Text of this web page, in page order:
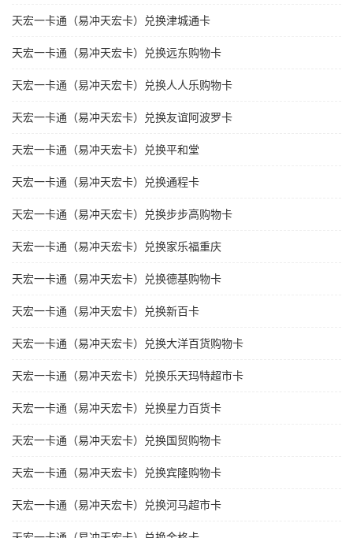
天宏一卡通（易冲天宏卡）兑换津城通卡
天宏一卡通（易冲天宏卡）兑换远东购物卡
天宏一卡通（易冲天宏卡）兑换人人乐购物卡
天宏一卡通（易冲天宏卡）兑换友谊阿波罗卡
天宏一卡通（易冲天宏卡）兑换平和堂
天宏一卡通（易冲天宏卡）兑换通程卡
天宏一卡通（易冲天宏卡）兑换步步高购物卡
天宏一卡通（易冲天宏卡）兑换家乐福重庆
天宏一卡通（易冲天宏卡）兑换德基购物卡
天宏一卡通（易冲天宏卡）兑换新百卡
天宏一卡通（易冲天宏卡）兑换大洋百货购物卡
天宏一卡通（易冲天宏卡）兑换乐天玛特超市卡
天宏一卡通（易冲天宏卡）兑换星力百货卡
天宏一卡通（易冲天宏卡）兑换国贸购物卡
天宏一卡通（易冲天宏卡）兑换宾隆购物卡
天宏一卡通（易冲天宏卡）兑换河马超市卡